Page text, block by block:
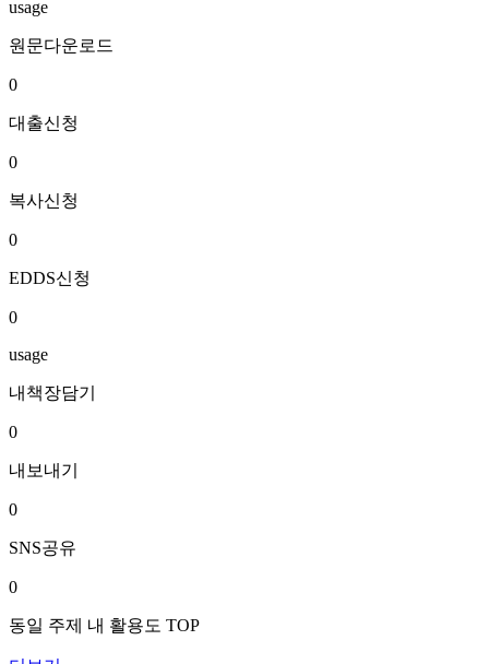
usage
원문다운로드
0
대출신청
0
복사신청
0
EDDS신청
0
usage
내책장담기
0
내보내기
0
SNS공유
0
동일 주제 내 활용도 TOP